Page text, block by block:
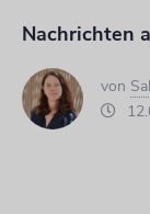
Nachrichten
von